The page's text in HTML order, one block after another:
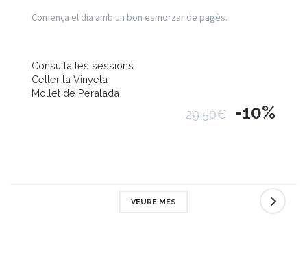
Comença el dia amb un bon esmorzar de pagès.
Consulta les sessions
Celler la Vinyeta
Mollet de Peralada
29,50€ -10%
VEURE MÉS